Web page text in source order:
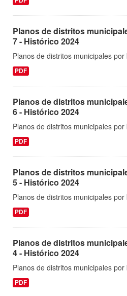
Planos de distritos
7 - Histórico 2024
Planos de distritos municipales
PDF
Planos de distritos
6 - Histórico 2024
Planos de distritos municipales
PDF
Planos de distritos
5 - Histórico 2024
Planos de distritos municipales
PDF
Planos de distritos
4 - Histórico 2024
Planos de distritos municipales
PDF